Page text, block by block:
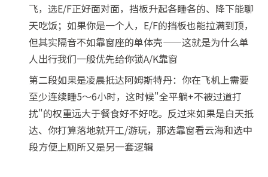
飞，选E/F正好面对面，挡板升起各睡各的、降下能聊
天吃饭；如果你是一个人，E/F的挡板也能拉满到顶，
但其实隔音不如靠窗座的单体壳——这就是为什么单
人出行我们一般优先给你锁A/K靠窗
第二段如果是凌晨抵达阿姆斯特丹：你在飞机上需要
至少连续睡5～6小时，这时候"全平躺+不被过道打
扰"的权重远大于餐食好不好吃。反过来如果是白天抵
达、你打算落地就开工/游玩，那选靠窗看云海和选中
段方便上厕所又是另一套逻辑